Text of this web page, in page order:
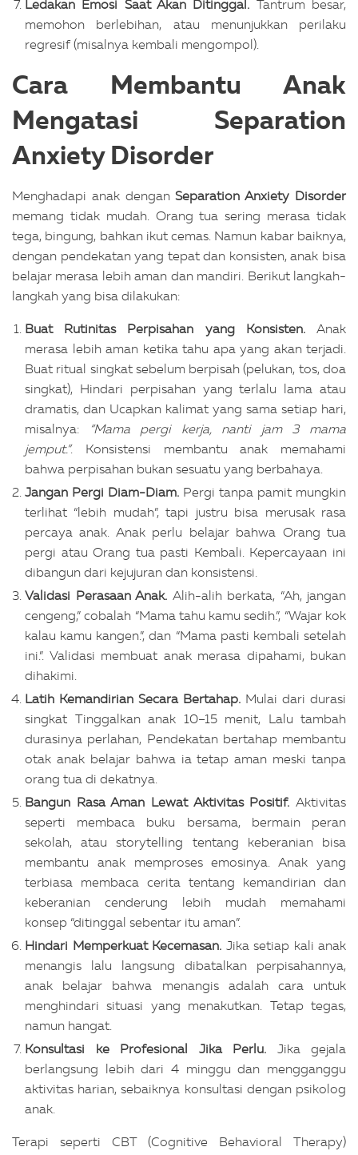
Ledakan Emosi Saat Akan Ditinggal. Tantrum besar,
memohon berlebihan, atau menunjukkan perilaku
regresif (misalnya kembali mengompol).
Cara Membantu Anak
Mengatasi Separation
Anxiety Disorder
Menghadapi anak dengan Separation Anxiety Disorder
memang tidak mudah. Orang tua sering merasa tidak
tega, bingung, bahkan ikut cemas. Namun kabar baiknya,
dengan pendekatan yang tepat dan konsisten, anak bisa
belajar merasa lebih aman dan mandiri. Berikut langkah-
langkah yang bisa dilakukan:
Buat Rutinitas Perpisahan yang Konsisten. Anak
merasa lebih aman ketika tahu apa yang akan terjadi.
Buat ritual singkat sebelum berpisah (pelukan, tos, doa
singkat), Hindari perpisahan yang terlalu lama atau
dramatis, dan Ucapkan kalimat yang sama setiap hari,
misalnya:
“Mama pergi kerja, nanti jam 3 mama
jemput.”. Konsistensi membantu anak memahami
bahwa perpisahan bukan sesuatu yang berbahaya.
Jangan Pergi Diam-Diam. Pergi tanpa pamit mungkin
terlihat “lebih mudah”, tapi justru bisa merusak rasa
percaya anak. Anak perlu belajar bahwa Orang tua
pergi atau Orang tua pasti Kembali. Kepercayaan ini
dibangun dari kejujuran dan konsistensi.
Validasi Perasaan Anak. Alih-alih berkata, “Ah, jangan
cengeng,” cobalah “Mama tahu kamu sedih.”, “Wajar kok
kalau kamu kangen.”, dan “Mama pasti kembali setelah
ini.”. Validasi membuat anak merasa dipahami, bukan
dihakimi.
Latih Kemandirian Secara Bertahap. Mulai dari durasi
singkat Tinggalkan anak 10–15 menit, Lalu tambah
durasinya perlahan, Pendekatan bertahap membantu
otak anak belajar bahwa ia tetap aman meski tanpa
orang tua di dekatnya.
Bangun Rasa Aman Lewat Aktivitas Positif. Aktivitas
seperti membaca buku bersama, bermain peran
sekolah, atau storytelling tentang keberanian bisa
membantu anak memproses emosinya. Anak yang
terbiasa membaca cerita tentang kemandirian dan
keberanian cenderung lebih mudah memahami
konsep “ditinggal sebentar itu aman”.
Hindari Memperkuat Kecemasan. Jika setiap kali anak
menangis lalu langsung dibatalkan perpisahannya,
anak belajar bahwa menangis adalah cara untuk
menghindari situasi yang menakutkan. Tetap tegas,
namun hangat.
Konsultasi ke Profesional Jika Perlu. Jika gejala
berlangsung lebih dari 4 minggu dan mengganggu
aktivitas harian, sebaiknya konsultasi dengan psikolog
anak.
Terapi seperti CBT (Cognitive Behavioral Therapy)